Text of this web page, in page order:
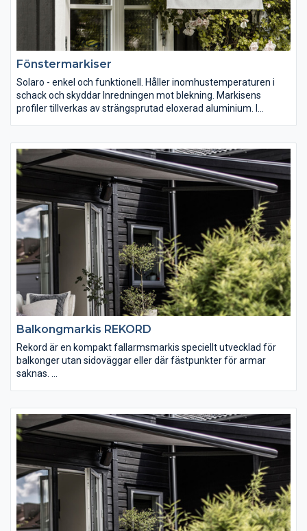
Fönstermarkiser
Solaro - enkel och funktionell. Håller inomhustemperaturen i
schack och skyddar Inredningen mot blekning. Markisens
profiler tillverkas av strängsprutad eloxerad aluminium. I
att klara de påfrestningar av sol, värme, kyla och vind som
markisen dagligen utsätts för.
Solaro Variant är en markis utan kassett som används där
”snickarglädje“ inramar fönstret.
Balkongmarkis REKORD
Rekord är en kompakt fallarmsmarkis speciellt utvecklad för
balkonger utan sidoväggar eller där fästpunkter för armar
saknas.
motordrift. Motorn kan kompletteras med automatiska
styrningar tex fjärrkontroll eller sol- och vindautomatik.
Dimensioner: Max bredd ca 5,0 m per enhet. Markisen
monteras enkelt med de robusta stödbenen som fästs mellan
golv och tak utan hål i fasaden.